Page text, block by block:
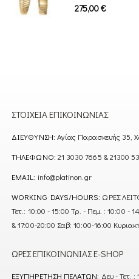
0out of 5
275,00€
ΣΤΟΙΧΕΊΑ ΕΠΙΚΟΙΝΩΝΊΑΣ
ΔΙΕΎΘΥΝΣΗ: Αγίας Παρασκευής 35,
ΤΗΛΈΦΩΝΟ: 21 3030 7665 & 21300
EMAIL: info@platinon.gr
WORKING DAYS/HOURS: ΩΡΕΣ
Τετ.: 10:00 - 15:00 Τρ. - Πεμ. : 10:00 -
& 17:00-20:00 Σαβ: 10:00-16:00
ΏΡΕΣ ΕΠΙΚΟΙΝΩΝΊΑΣ E-SHOP
ΕΞΥΠΗΡΈΤΗΣΗ ΠΕΛΑΤΏΝ: Δευ - Τετ.